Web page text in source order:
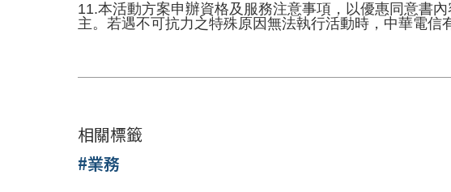
11.本活動方案申辦資格及服務注意事項，以優惠同意書
主。若遇不可抗力之特殊原因無法執行活動時，中華電信
相關標籤
#業務